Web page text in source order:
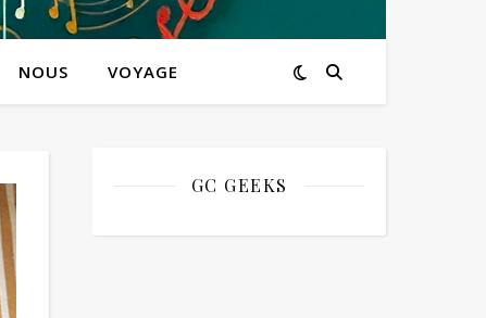
NOUS VOYAGE
GC GEEKS